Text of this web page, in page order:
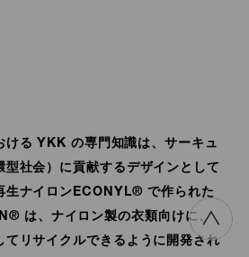
ける YKK の専門知識は、サーキュ
型社会）に貢献するデザインとして
生ナイロンECONYL® で作られた
は、ナイロン製の衣類向けに、
てリサイクルできるように開発され